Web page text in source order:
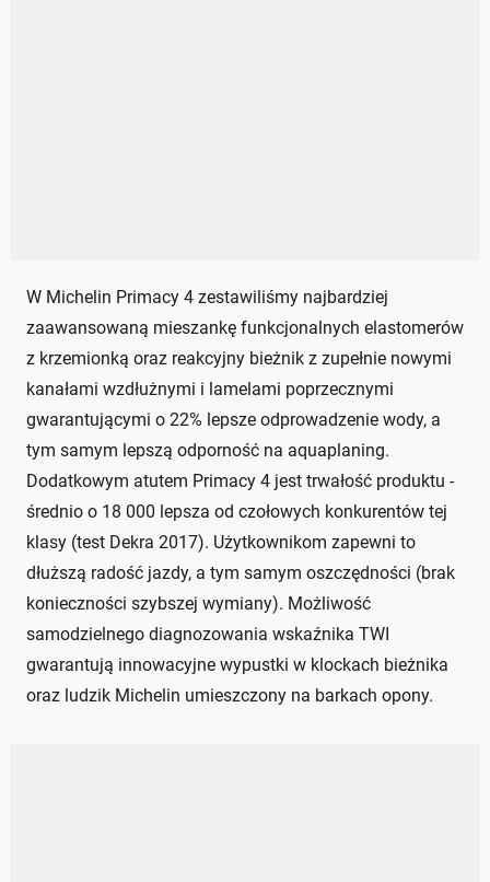
W Michelin Primacy 4 zestawiliśmy najbardziej
zaawansowaną mieszankę funkcjonalnych elastomerów
z krzemionką oraz reakcyjny bieżnik z zupełnie nowymi
kanałami wzdłużnymi i lamelami poprzecznymi
gwarantującymi o 22% lepsze odprowadzenie wody, a
tym samym lepszą odporność na aquaplaning.
Dodatkowym atutem Primacy 4 jest trwałość produktu -
średnio o 18 000 lepsza od czołowych konkurentów tej
klasy (test Dekra 2017). Użytkownikom zapewni to
dłuższą radość jazdy, a tym samym oszczędności (brak
konieczności szybszej wymiany). Możliwość
samodzielnego diagnozowania wskaźnika TWI
gwarantują innowacyjne wypustki w klockach bieżnika
oraz ludzik Michelin umieszczony na barkach opony.